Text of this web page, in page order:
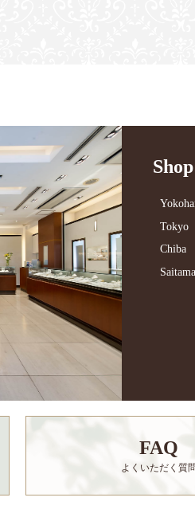
Tokyo
Chiba
Saitama
FAQ
よくいただく質